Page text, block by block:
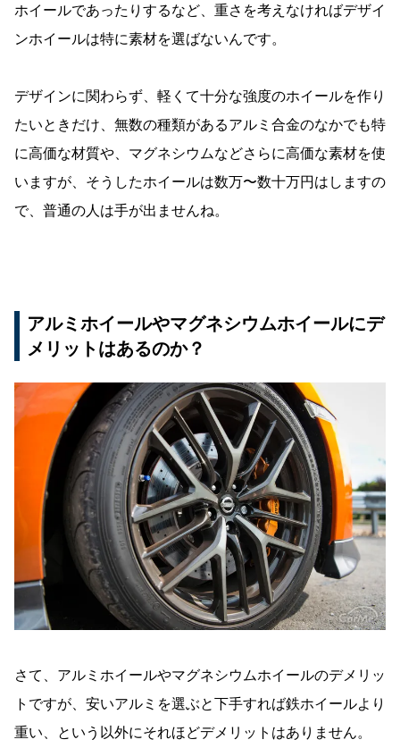
ホイールであったりするなど、重さを考えなければデザイ
ンホイールは特に素材を選ばないんです。
デザインに関わらず、軽くて十分な強度のホイールを作り
たいときだけ、無数の種類があるアルミ合金のなかでも特
に高価な材質や、マグネシウムなどさらに高価な素材を使
いますが、そうしたホイールは数万〜数十万円はしますの
で、普通の人は手が出ませんね。
アルミホイールやマグネシウムホイールにデ
メリットはあるのか？
さて、アルミホイールやマグネシウムホイールのデメリッ
トですが、安いアルミを選ぶと下手すれば鉄ホイールより
重い、という以外にそれほどデメリットはありません。